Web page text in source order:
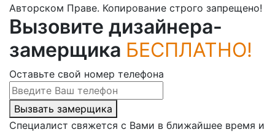
Авторском Праве. Копирование строго запрещено!
Вызовите дизайнера-
замерщика БЕСПЛАТНО!
Оставьте свой номер телефона
Вызвать замерщика
Специалист свяжется с Вами в ближайшее время и